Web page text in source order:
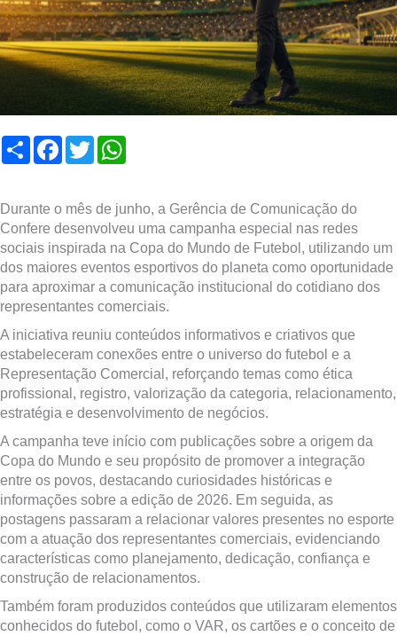
Compartilhar
Facebook
Twitter
Durante o mês de junho, a Gerência de Comunicação do
Confere desenvolveu uma campanha especial nas redes
sociais inspirada na Copa do Mundo de Futebol, utilizando um
dos maiores eventos esportivos do planeta como oportunidade
para aproximar a comunicação institucional do cotidiano dos
representantes comerciais.
A iniciativa reuniu conteúdos informativos e criativos que
estabeleceram conexões entre o universo do futebol e a
Representação Comercial, reforçando temas como ética
profissional, registro, valorização da categoria, relacionamento,
estratégia e desenvolvimento de negócios.
A campanha teve início com publicações sobre a origem da
Copa do Mundo e seu propósito de promover a integração
entre os povos, destacando curiosidades históricas e
informações sobre a edição de 2026. Em seguida, as
postagens passaram a relacionar valores presentes no esporte
com a atuação dos representantes comerciais, evidenciando
características como planejamento, dedicação, confiança e
construção de relacionamentos.
Também foram produzidos conteúdos que utilizaram elementos
conhecidos do futebol, como o VAR, os cartões e o conceito de